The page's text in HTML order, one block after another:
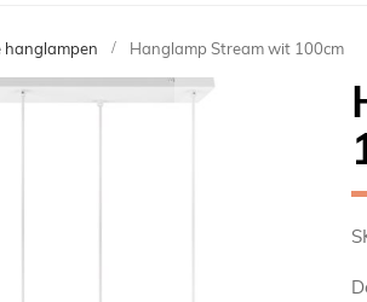
hanglampen Hanglamp Stream wit 100cm